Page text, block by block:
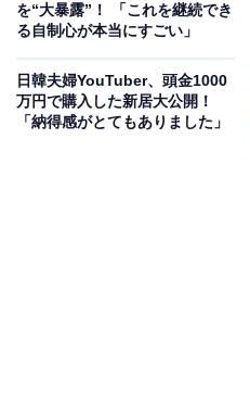
を“大暴露”！ 「これを継続でき
る自制心が本当にすごい」
日韓夫婦YouTuber、頭金1000
万円で購入した新居大公開！
「納得感がとてもありました」